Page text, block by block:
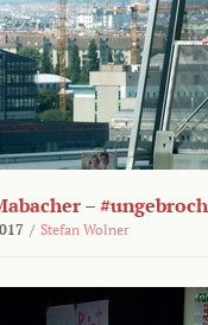
–
/ Stefan Wolner